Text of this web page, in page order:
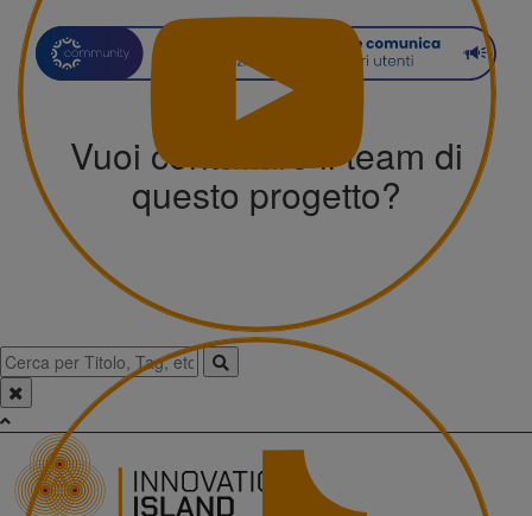
Vuoi contattare il team di
questo progetto?